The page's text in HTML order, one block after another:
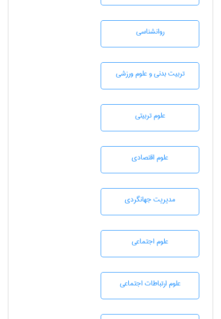
روانشناسی
تربيت بدنی و علوم ورزشی
علوم تربيتی
علوم اقتصادی
مديريت جهانگردی
علوم اجتماعی
علوم ارتباطات اجتماعی